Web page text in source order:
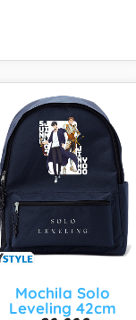
Mochila Solo
Leveling 42cm